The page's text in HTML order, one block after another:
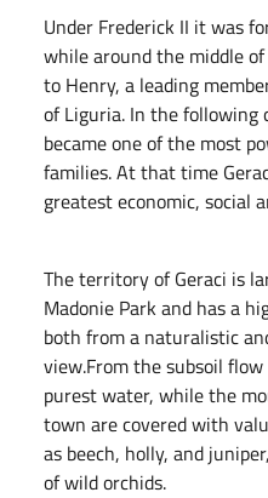
Under Frederick II it was
while around the middle
to Henry, a leading
of Liguria. In the
became one of the most
families. At that time
greatest economic, social
The territory of Geraci is
Madonie Park and has a
both from a naturalistic
view.From the subsoil
purest water, while the
town are covered with
as beech, holly, and
of wild orchids.